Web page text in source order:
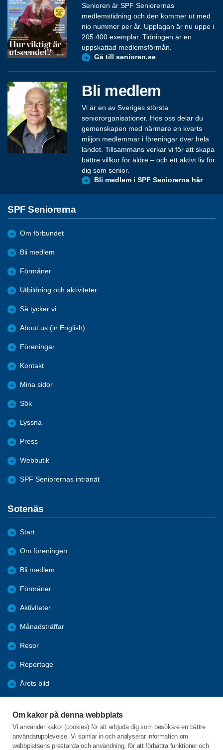
Om kakor på denna webbplats
Vi använder kakor (cookies) för att erbjuda dig som besökare en bättre
användarupplevelse. Vi samlar in och analyserar information om
webbplatsens prestanda och användning, för att förbättra funktioner och
Senioren är SPF Seniorernas
medlemstidning och den kommer ut med
nio nummer per år. Upplagan är nu uppe i
205 400 exemplar. Tidningen är en
uppskattad medlemsförmån.
Gå till senioren.se
Bli medlem
Vi är en av Sveriges största
seniororganisationer. Hos oss delar du
gemenskapen med närmare en kvarts
miljon medlemmar i föreningar över hela
landet. Tillsammans verkar vi för att skapa
bättre villkor för äldre – och ett aktivt liv för
dig som senior.
Bli medlem i SPF Seniorerna här
SPF Seniorerna
Om förbundet
Bli medlem
Förmåner
Utbildning och aktiviteter
Så tycker vi
About us (in English)
Föreningar
Kontakt
Mina sidor
Sök
Lyssna
Press
Webbutik
SPF Seniorernas intranät
Sotenäs
Start
Om föreningen
Bli medlem
Förmåner
Aktiviteter
Månadsträffar
Resor
Reportage
Årets bild
Fredagsbridgen
Sponsorer